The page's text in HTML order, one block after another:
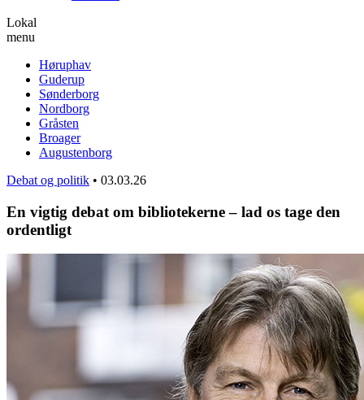
Lokal
menu
Høruphav
Guderup
Sønderborg
Nordborg
Gråsten
Broager
Augustenborg
Debat og politik • 03.03.26
En vigtig debat om bibliotekerne – lad os tage den
ordentligt